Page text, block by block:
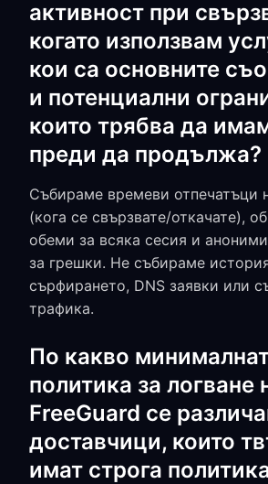
активност при
когато използвам
кои са основните
и потенциални
които трябва да
преди да продължа?
Събираме времеви отпечатъци
(кога се свързвате/откачате),
обеми за всяка сесия и
за грешки. Не събираме
сърфирането, DNS заявки или
трафика.
По какво
политика за логване
FreeGuard се
доставчици, които
имат строга